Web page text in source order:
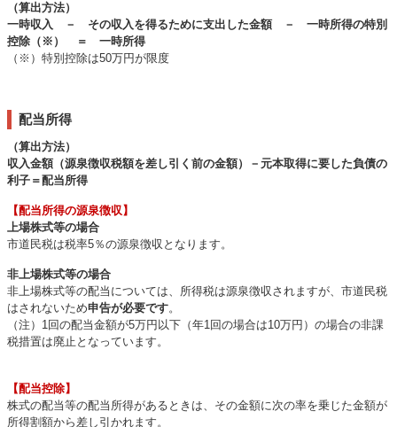
（算出方法）
一時収入 － その収入を得るために支出した金額 － 一時所得の特別
控除（※） ＝ 一時所得
（※）特別控除は50万円が限度
配当所得
（算出方法）
収入金額（源泉徴収税額を差し引く前の金額）－元本取得に要した負債の
利子＝配当所得
【配当所得の源泉徴収】
上場株式等の場合
市道民税は税率5％の源泉徴収となります。
非上場株式等の場合
非上場株式等の配当については、所得税は源泉徴収されますが、市道民税
はされないため申告が必要です。
（注）1回の配当金額が5万円以下（年1回の場合は10万円）の場合の非課
税措置は廃止となっています。
【配当控除】
株式の配当等の配当所得があるときは、その金額に次の率を乗じた金額が
所得割額から差し引かれます。